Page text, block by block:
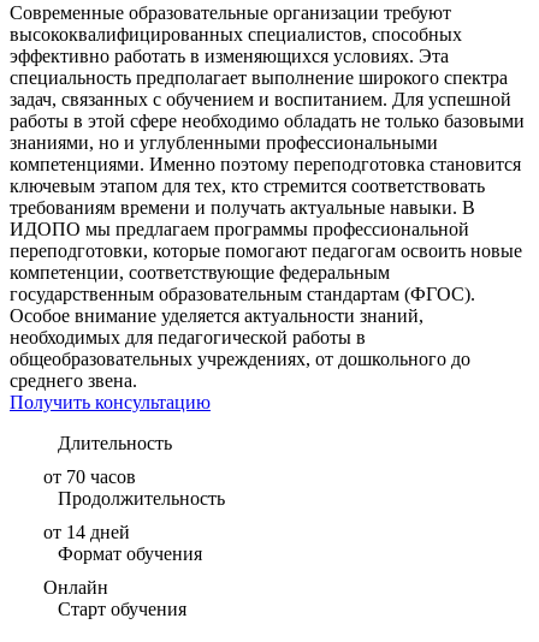
Современные образовательные организации требуют
высококвалифицированных специалистов, способных
эффективно работать в изменяющихся условиях. Эта
специальность предполагает выполнение широкого спектра
задач, связанных с обучением и воспитанием. Для успешной
работы в этой сфере необходимо обладать не только базовыми
знаниями, но и углубленными профессиональными
компетенциями. Именно поэтому переподготовка становится
ключевым этапом для тех, кто стремится соответствовать
требованиям времени и получать актуальные навыки. В
ИДОПО мы предлагаем программы профессиональной
переподготовки, которые помогают педагогам освоить новые
компетенции, соответствующие федеральным
государственным образовательным стандартам (ФГОС).
Особое внимание уделяется актуальности знаний,
необходимых для педагогической работы в
общеобразовательных учреждениях, от дошкольного до
среднего звена.
Получить консультацию
Длительность
от 70 часов
Продолжительность
от 14 дней
Формат обучения
Онлайн
Старт обучения